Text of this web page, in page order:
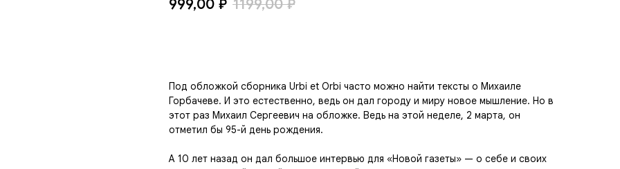
999,00 ₽ 1199,00 ₽
Под обложкой сборника Urbi et Orbi часто можно найти тексты о Михаиле
Горбачеве. И это естественно, ведь он дал городу и миру новое мышление. Но в
этот раз Михаил Сергеевич на обложке. Ведь на этой неделе, 2 марта, он
отметил бы 95-й день рождения.
А 10 лет назад он дал большое интервью для «Новой газеты» — о себе и своих